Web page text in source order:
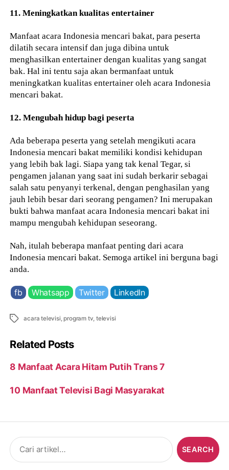
11. Meningkatkan kualitas entertainer
Manfaat acara Indonesia mencari bakat, para peserta
dilatih secara intensif dan juga dibina untuk
menghasilkan entertainer dengan kualitas yang sangat
bak. Hal ini tentu saja akan bermanfaat untuk
meningkatkan kualitas entertainer oleh acara Indonesia
mencari bakat.
12. Mengubah hidup bagi peserta
Ada beberapa peserta yang setelah mengikuti acara
Indonesia mencari bakat memiliki kondisi kehidupan
yang lebih bak lagi. Siapa yang tak kenal Tegar, si
pengamen jalanan yang saat ini sudah berkarir sebagai
salah satu penyanyi terkenal, dengan penghasilan yang
jauh lebih besar dari seorang pengamen? Ini merupakan
bukti bahwa manfaat acara Indonesia mencari bakat ini
mampu mengubah kehidupan seseorang.
Nah, itulah beberapa manfaat penting dari acara
Indonesia mencari bakat. Semoga artikel ini berguna bagi
anda.
fb Whatsapp Twitter LinkedIn
Tags acara televisi ,program tv televisi
Related Posts
8 Manfaat Acara Hitam Putih Trans 7
10 Manfaat Televisi Bagi Masyarakat
Search
for: